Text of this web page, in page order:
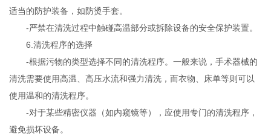
适当的防护装备，如防烫手套。
-严禁在清洗过程中触碰高温部分或拆除设备的安全保护装置。
6.清洗程序的选择
-根据污物的类型选择不同的清洗程序。一般来说，手术器械的
清洗需要使用高温、高压水流和强力清洗，而衣物、床单等则可以
使用温和的清洗程序。
-对于某些精密仪器（如内窥镜等），应使用专门的清洗程序，
避免损坏设备。